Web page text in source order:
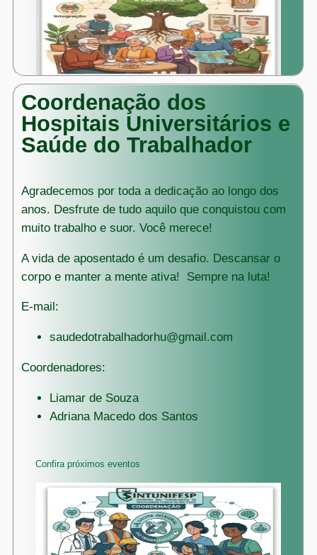
Coordenação dos
Hospitais Universitários e
Saúde do Trabalhador
Agradecemos por toda a dedicação ao longo dos
anos. Desfrute de tudo aquilo que conquistou com
muito trabalho e suor. Você merece!
A vida de aposentado é um desafio. Descansar o
corpo e manter a mente ativa! Sempre na luta!
E-mail:
saudedotrabalhadorhu@gmail.com
Coordenadores:
Liamar de Souza
Adriana Macedo dos Santos
Confira próximos eventos